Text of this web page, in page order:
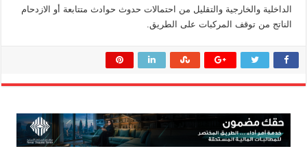
الداخلية والخارجية والتقليل من احتمالات حدوث حوادث متتابعة أو الازدحام
الناتج من توقف المركبات على الطريق.